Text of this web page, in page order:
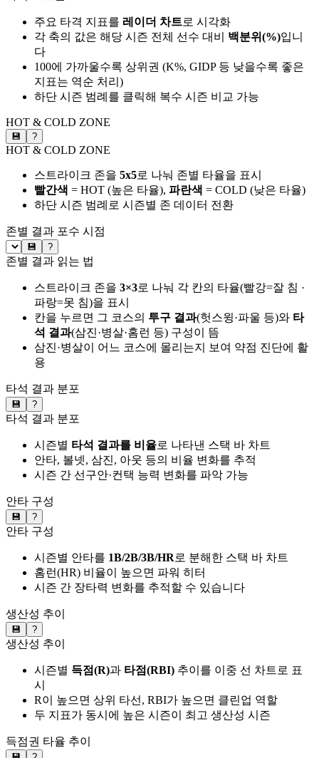
주요 타격 지표를 레이더 차트로 시각화
각 축의 값은 해당 시즌 전체 선수 대비 백분위(%)입니
다
100에 가까울수록 상위권 (K%, GIDP 등 낮을수록 좋은
지표는 역순 처리)
하단 시즌 범례를 클릭해 복수 시즌 비교 가능
HOT & COLD ZONE
💾 ?
HOT & COLD ZONE
스트라이크 존을 5x5로 나눠 존별 타율을 표시
빨간색 = HOT (높은 타율), 파란색 = COLD (낮은 타율)
하단 시즌 범례로 시즌별 존 데이터 전환
존별 결과 포수 시점
💾 ?
존별 결과 읽는 법
스트라이크 존을 3×3로 나눠 각 칸의 타율(빨강=잘 침 ·
파랑=못 침)을 표시
칸을 누르면 그 코스의 투구 결과(헛스윙·파울 등)와 타
석 결과(삼진·병살·홈런 등) 구성이 뜸
삼진·병살이 어느 코스에 몰리는지 보여 약점 진단에 활
용
타석 결과 분포
💾 ?
타석 결과 분포
시즌별 타석 결과를 비율로 나타낸 스택 바 차트
안타, 볼넷, 삼진, 아웃 등의 비율 변화를 추적
시즌 간 선구안·컨택 능력 변화를 파악 가능
안타 구성
💾 ?
안타 구성
시즌별 안타를 1B/2B/3B/HR로 분해한 스택 바 차트
홈런(HR) 비율이 높으면 파워 히터
시즌 간 장타력 변화를 추적할 수 있습니다
생산성 추이
💾 ?
생산성 추이
시즌별 득점(R)과 타점(RBI) 추이를 이중 선 차트로 표
시
R이 높으면 상위 타선, RBI가 높으면 클린업 역할
두 지표가 동시에 높은 시즌이 최고 생산성 시즌
득점권 타율 추이